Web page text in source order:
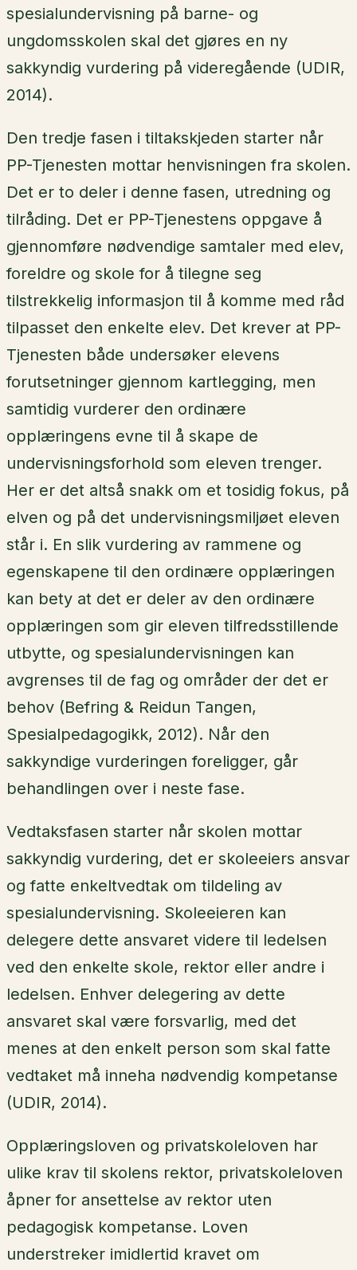
spesialundervisning på barne- og
ungdomsskolen skal det gjøres en ny
sakkyndig vurdering på videregående (UDIR,
2014).
Den tredje fasen i tiltakskjeden starter når
PP-Tjenesten mottar henvisningen fra skolen.
Det er to deler i denne fasen, utredning og
tilråding. Det er PP-Tjenestens oppgave å
gjennomføre nødvendige samtaler med elev,
foreldre og skole for å tilegne seg
tilstrekkelig informasjon til å komme med råd
tilpasset den enkelte elev. Det krever at PP-
Tjenesten både undersøker elevens
forutsetninger gjennom kartlegging, men
samtidig vurderer den ordinære
opplæringens evne til å skape de
undervisningsforhold som eleven trenger.
Her er det altså snakk om et tosidig fokus, på
elven og på det undervisningsmiljøet eleven
står i. En slik vurdering av rammene og
egenskapene til den ordinære opplæringen
kan bety at det er deler av den ordinære
opplæringen som gir eleven tilfredsstillende
utbytte, og spesialundervisningen kan
avgrenses til de fag og områder der det er
behov (Befring & Reidun Tangen,
Spesialpedagogikk, 2012). Når den
sakkyndige vurderingen foreligger, går
behandlingen over i neste fase.
Vedtaksfasen starter når skolen mottar
sakkyndig vurdering, det er skoleeiers ansvar
og fatte enkeltvedtak om tildeling av
spesialundervisning. Skoleeieren kan
delegere dette ansvaret videre til ledelsen
ved den enkelte skole, rektor eller andre i
ledelsen. Enhver delegering av dette
ansvaret skal være forsvarlig, med det
menes at den enkelt person som skal fatte
vedtaket må inneha nødvendig kompetanse
(UDIR, 2014).
Opplæringsloven og privatskoleloven har
ulike krav til skolens rektor, privatskoleloven
åpner for ansettelse av rektor uten
pedagogisk kompetanse. Loven
understreker imidlertid kravet om